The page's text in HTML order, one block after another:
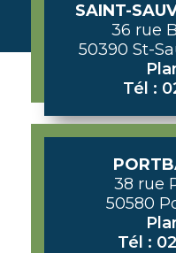
SAINT-
36 rue
50390 St-
Tél :
38 rue
50580
Tél :